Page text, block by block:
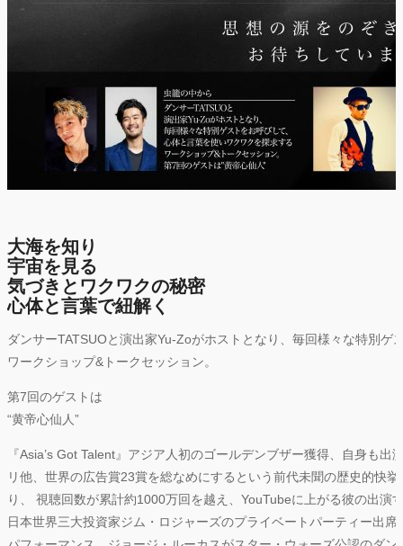
大海を知り
宇宙を見る
気づきとワクワクの秘密
心体と言葉で紐解く
ダンサーTATSUOと演出家Yu-Zoがホストとなり、毎回様々な特別
ワークショップ&トークセッション。
第7回のゲストは
“黄帝心仙人”
『Asia’s Got Talent』アジア人初のゴールデンブザー獲得、自身も
リ他、世界の広告賞23賞を総なめにするという前代未聞の歴史的快
り、 視聴回数が累計約1000万回を越え、YouTubeに上がる彼の出演
日本世界三大投資家ジム・ロジャーズのプライベートパーティー出